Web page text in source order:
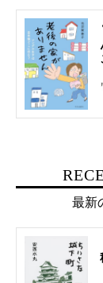
最新